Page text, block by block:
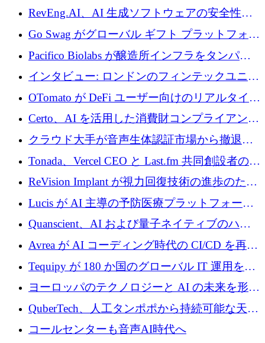
に400万ポンドを投資
RevEng.AI、AI 生成ソフトウェアの安全性を
確保するために 1,500 万ドルを調達
Go Swag がグローバル ギフト プラットフォー
ムを拡大するために 500 万ドルを調達
Pacifico Biolabs が醸造所インフラをタンパク
質生産に転換するために 700 万ユーロを調達
インタビュー: ロンドンのフィンテックユニコ
ーン Tide の CEO、オリバー・プリル氏
OTomato が DeFi ユーザー向けのリアルタイム
インテリジェンス レイヤーを構築するために
Improbable から 200 万ドルを調達
Certo、AI を活用した消費財コンプライアンス
プラットフォームのために 400 万ドルを調達
クラウド大手が音声生体認証市場から撤退す
るなか、Voxmindが54万6,000ポンドのプレシ
ード資金を調達
Tonada、Vercel CEO と Last.fm 共同創設者の支
援を受けてステルス撤退
ReVision Implant が視力回復技術の進歩のため
に 400 万ユーロを確保
Lucis が AI 主導の予防医療プラットフォーム
を拡大するためにシリーズ A で 2,000 万ドル
を調達
Quanscient、AI および量子ネイティブのハー
ドウェア エンジニアリングを推進するために
1,000 万ユーロを調達
Avrea が AI コーディング時代の CI/CD を再発
明するために 470 万ドルをかけてステルスか
ら浮上
Tequipy が 180 か国のグローバル IT 運用を自
動化するために 300 万ユーロ以上を調達
ヨーロッパのテクノロジーと AI の未来を形作
る: イノベーション リーダーが Nexus
Luxembourg 2026 に集まる理由
QuberTech、人工タンポポから持続可能な天然
ゴムを開発するために 340 万ポンドを調達
コールセンターも音声AI時代へ